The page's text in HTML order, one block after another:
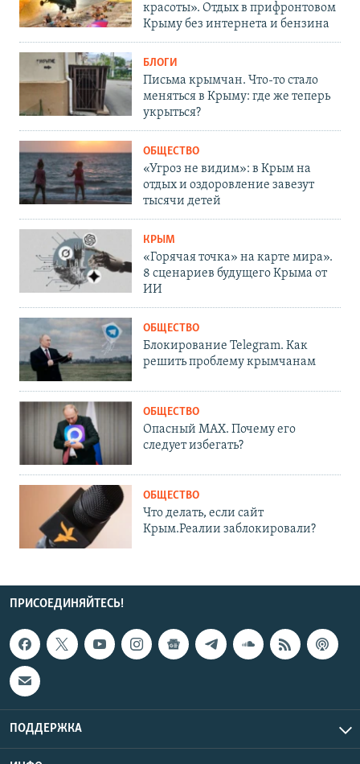
красоты». Отдых в прифронтовом
Крыму без интернета и бензина
БЛОГИ
Письма крымчан. Что-то стало
меняться в Крыму: где же теперь
укрыться?
ОБЩЕСТВО
«Угроз не видим»: в Крым на
отдых и оздоровление завезут
тысячи детей
КРЫМ
«Горячая точка» на карте мира».
8 сценариев будущего Крыма от
ИИ
ОБЩЕСТВО
Блокирование Telegram. Как
решить проблему крымчанам
ОБЩЕСТВО
Опасный MAX. Почему его
следует избегать?
ОБЩЕСТВО
Что делать, если сайт
Крым.Реалии заблокировали?
ПРИСОЕДИНЯЙТЕСЬ!
ПОДДЕРЖКА